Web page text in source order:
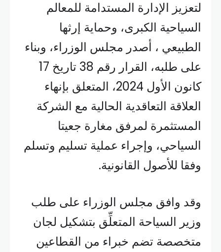
لتعزيز الإدارة المستدامة للمعالم
السياحية الكبرى، وحماية إرثها
الطبيعي ، أصدر مجلس الوزراء، وبناء
على طلبه، القرار رقم 38 تاريخ 17
كانون الأول 2024، المتعلق بإنهاء
العلاقة التعاقدية الحالية مع الشركة
المستثمرة لمرفق مغارة جعيتا
السياحي، وإجراء عملية تسليم وتسلم
وفقا للأصول القانونية.
وقد وافق مجلس الوزراء على طلب
وزير السياحة المتعلِّق بتشكيل لجان
متخصصة تضم خبراء من القطاعين